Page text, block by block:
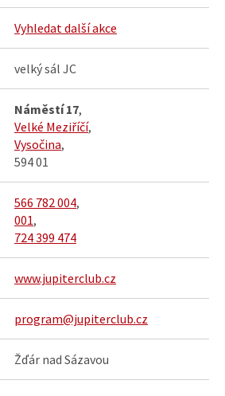
Vyhledat další akce
velký sál JC
Náměstí 17,
Velké Meziříčí,
Vysočina,
594 01
566 782 004,
001,
724 399 474
www.jupiterclub.cz
program@jupiterclub.cz
Žďár nad Sázavou